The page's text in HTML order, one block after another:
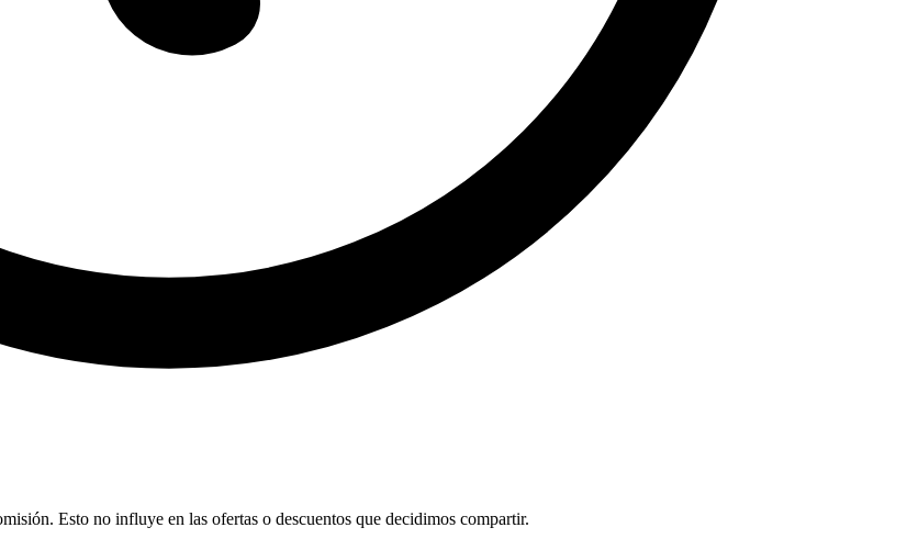
Esto no influye en las ofertas o descuentos que decidimos compartir.